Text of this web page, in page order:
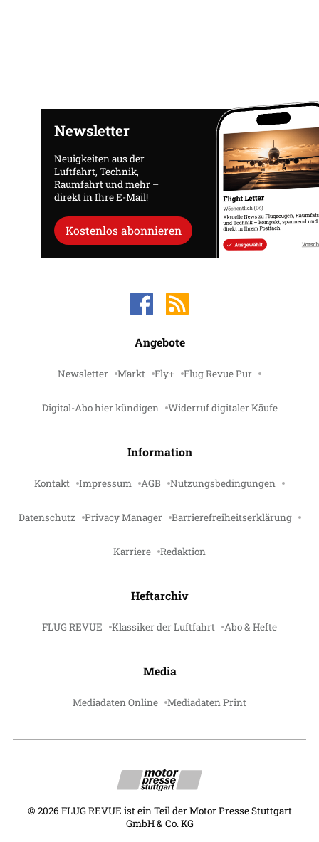
Newsletter
Neuigkeiten aus der
Luftfahrt, Technik,
Raumfahrt und mehr –
direkt in Ihre E-Mail!
Kostenlos abonnieren
Angebote
Newsletter Markt Fly+ Flug Revue Pur
Digital-Abo hier kündigen Widerruf digitaler Käufe
Information
Kontakt Impressum AGB Nutzungsbedingungen
Datenschutz Privacy Manager Barrierefreiheitserklärung
Karriere Redaktion
Heftarchiv
FLUG REVUE Klassiker der Luftfahrt Abo & Hefte
Media
Mediadaten Online Mediadaten Print
© 2026 FLUG REVUE ist ein Teil der Motor Presse Stuttgart
GmbH & Co. KG